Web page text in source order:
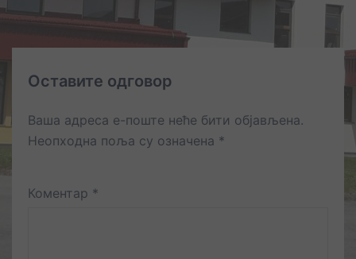
Оставите одговор
Ваша адреса е-поште неће бити објављена.
Неопходна поља су означена *
Коментар *